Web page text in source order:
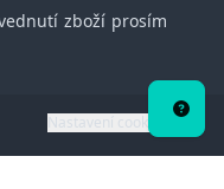
zboží prosím
Nastavení cookies